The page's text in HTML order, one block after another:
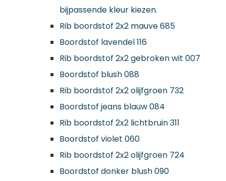
bijpassende kleur kiezen.
Rib boordstof 2x2 mauve 685
Boordstof lavendel 116
Rib boordstof 2x2 gebroken wit 007
Boordstof blush 088
Rib boordstof 2x2 olijfgroen 732
Boordstof jeans blauw 084
Rib boordstof 2x2 lichtbruin 311
Boordstof violet 060
Rib boordstof 2x2 olijfgroen 724
Boordstof donker blush 090